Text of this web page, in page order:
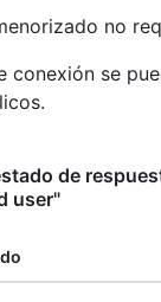
no
conexión se
de
user"